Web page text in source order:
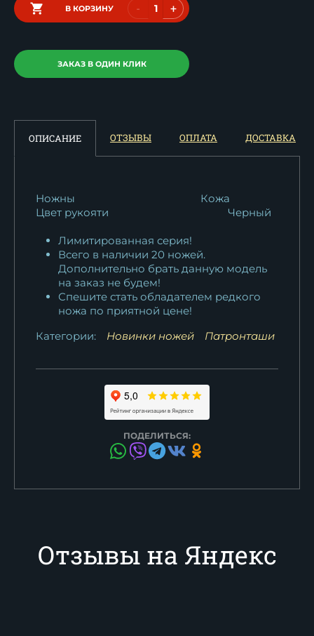
В КОРЗИНУ - +
ЗАКАЗ В ОДИН КЛИК
ОПИСАНИЕ ОТЗЫВЫ ОПЛАТА ДОСТАВКА
Ножны
Кожа
Цвет рукояти
Черный
Лимитированная серия!
Всего в наличии 20 ножей.
Дополнительно брать данную модель
на заказ не будем!
Спешите стать обладателем редкого
ножа по приятной цене!
Категории:
Новинки ножей Патронташи
ПОДЕЛИТЬСЯ:
Отзывы на Яндекс